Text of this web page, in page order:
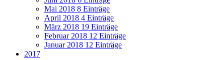
Mai 2018 8 Einträge
April 2018 4 Einträge
März 2018 19 Einträge
Februar 2018 12 Einträge
Januar 2018 12 Einträge
2017